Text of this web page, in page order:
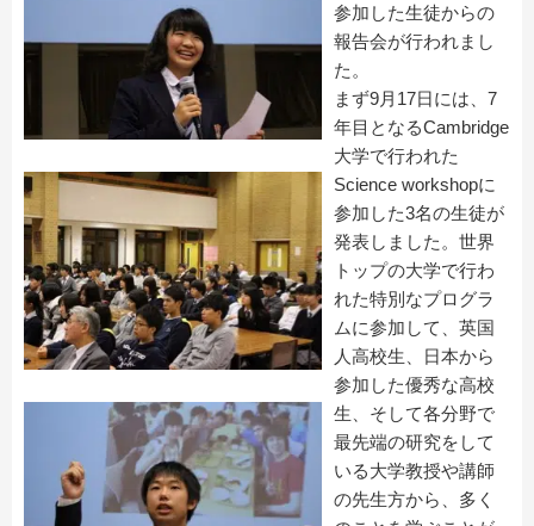
参加した生徒からの
報告会が行われまし
た。
まず9月17日には、7
年目となるCambridge
大学で行われた
Science workshopに
参加した3名の生徒が
発表しました。世界
トップの大学で行わ
れた特別なプログラ
ムに参加して、英国
人高校生、日本から
参加した優秀な高校
生、そして各分野で
最先端の研究をして
いる大学教授や講師
の先生方から、多く